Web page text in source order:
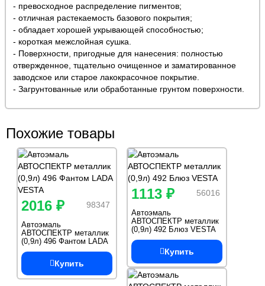
- превосходное распределение пигментов;
- отличная растекаемость базового покрытия;
- обладает хорошей укрывающей способностью;
- короткая межслойная сушка.
- Поверхности, пригодные для нанесения: полностью
отвержденное, тщательно очищенное и заматированное
заводское или старое лакокрасочное покрытие.
- Загрунтованные или обработанные грунтом поверхности.
Похожие товары
98347
2016 ₽
Автоэмаль
АВТОСПЕКТР металлик
(0,9л) 496 Фантом LADA
VESTA
Купить
56016
1113 ₽
Автоэмаль
АВТОСПЕКТР металлик
(0,9л) 492 Блюз VESTA
Купить